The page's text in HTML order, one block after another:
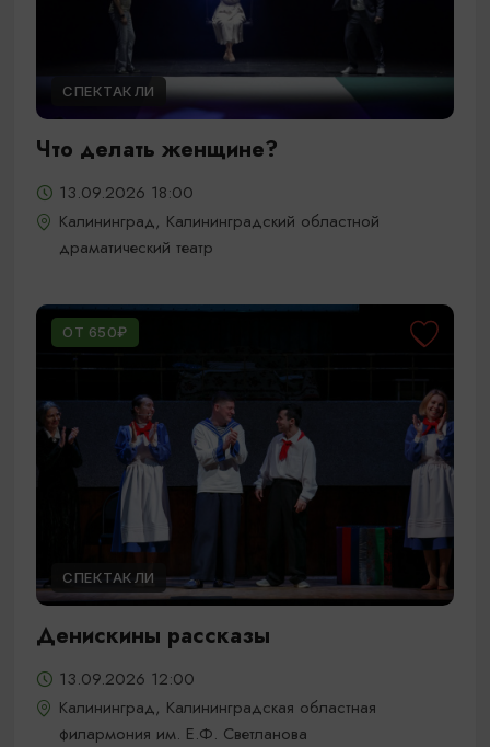
СПЕКТАКЛИ
Что делать женщине?
13.09.2026 18:00
Калининград, Калининградский областной
драматический театр
ОТ 650₽
СПЕКТАКЛИ
Денискины рассказы
13.09.2026 12:00
Калининград, Калининградская областная
филармония им. Е.Ф. Светланова